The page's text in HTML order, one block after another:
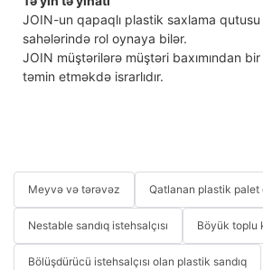
JOIN-un qapaqlı plastik saxlama
sahələrində rol oynaya bilər.
JOIN müştərilərə müştəri baxımından
təmin etməkdə israrlıdır.
Meyvə və tərəvəz Qatlanan plastik palet
Nestable sandıq istehsalçısı Böyük toplu
Bölüşdürücü istehsalçısı olan plastik sandıq